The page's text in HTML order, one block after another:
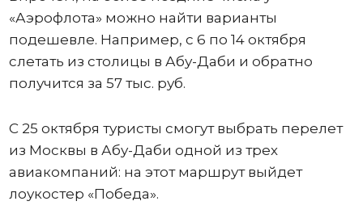
«Аэрофлота» можно найти варианты
подешевле. Например, с 6 по 14 октября
слетать из столицы в Абу-Даби и обратно
получится за 57 тыс. руб.
С 25 октября туристы смогут выбрать перелет
из Москвы в Абу-Даби одной из трех
авиакомпаний: на этот маршрут выйдет
лоукостер «Победа».